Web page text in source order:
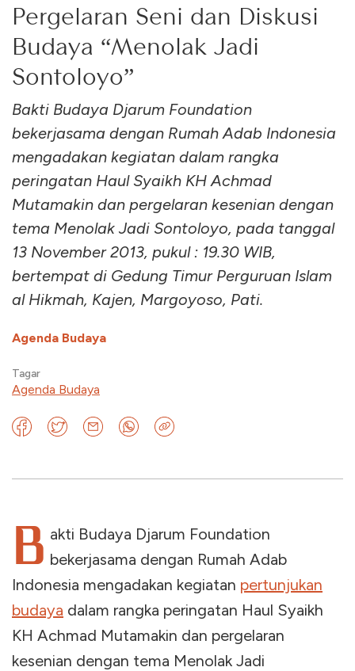
Pergelaran Seni dan Diskusi
Budaya “Menolak Jadi
Sontoloyo”
Bakti Budaya Djarum Foundation
bekerjasama dengan Rumah Adab Indonesia
mengadakan kegiatan dalam rangka
peringatan Haul Syaikh KH Achmad
Mutamakin dan pergelaran kesenian dengan
tema Menolak Jadi Sontoloyo, pada tanggal
13 November 2013, pukul : 19.30 WIB,
bertempat di Gedung Timur Perguruan Islam
al Hikmah, Kajen, Margoyoso, Pati.
Agenda Budaya
Tagar
Agenda Budaya
B akti Budaya Djarum Foundation
bekerjasama dengan Rumah Adab
Indonesia mengadakan kegiatan pertunjukan
budaya dalam rangka peringatan Haul Syaikh
KH Achmad Mutamakin dan pergelaran
kesenian dengan tema Menolak Jadi